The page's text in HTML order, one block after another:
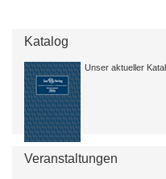
Katalog
Unser aktueller
Veranstaltungen